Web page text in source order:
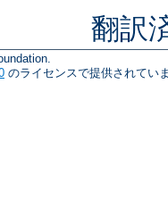
翻訳
のライセンスで提供されてい